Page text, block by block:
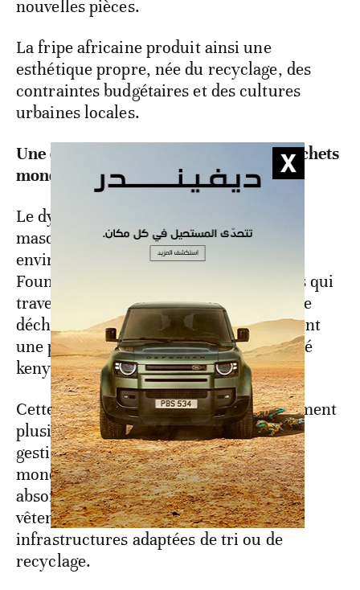
nouvelles pièces.
La fripe africaine produit ainsi une
esthétique propre, née du recyclage, des
contraintes budgétaires et des cultures
urbaines locales.
Une économie qui absorbe aussi les déchets
mondiaux
Le dynamisme économique du secteur
masque toutefois un problème
environnemental majeur. Selon The Or
Foundation, environ 40% des vêtements qui
traversent Kantamanto finissent comme
déchets. Des enquêtes de presse évoquent
une proportion similaire pour le marché
kenyan de Gikomba.
Cette situation transforme progressivement
plusieurs villes africaines en zones de
gestion finale des excédents textiles
mondiaux. Les municipalités doivent
absorber des volumes importants de
vêtements inutilisables, souvent sans
infrastructures adaptées de tri ou de
recyclage.